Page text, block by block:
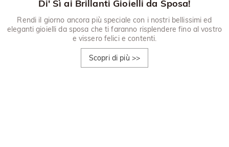
Di' Sì ai Brillanti Gioielli da Sposa!
Rendi il giorno ancora più speciale con i nostri bellissimi ed
eleganti gioielli da sposa che ti faranno risplendere fino al vostro
e vissero felici e contenti.
Scopri di più >>